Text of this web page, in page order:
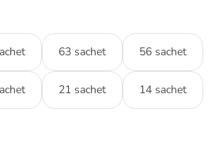
63 sachet 56 sachet
21 sachet 14 sachet